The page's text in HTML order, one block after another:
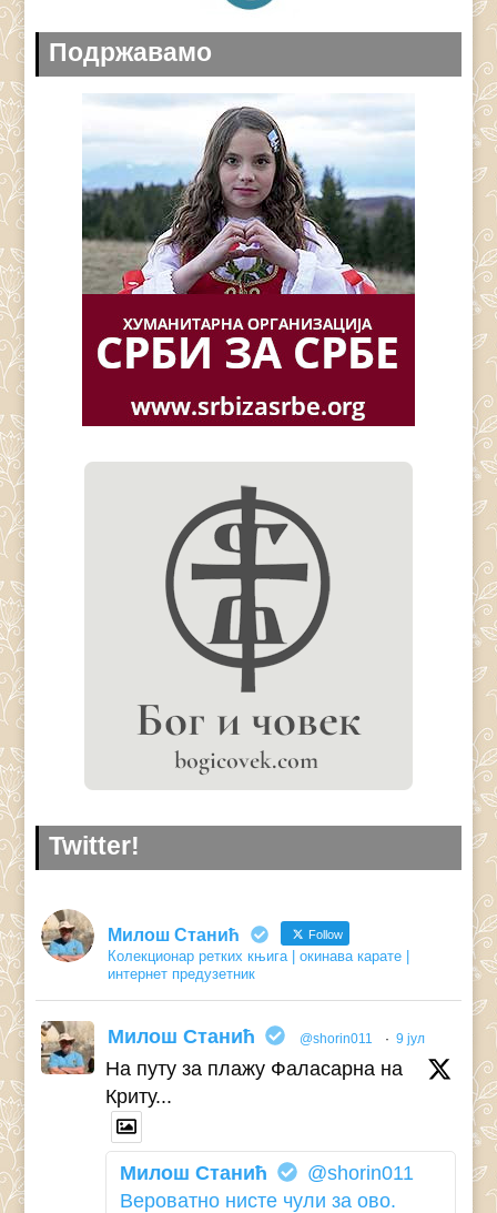
Подржавамо
Twitter!
Милош Станић Follow
Колекционар ретких књига | окинава карате |
интернет предузетник
Милош Станић @shorin011 · 9 јул
На путу за плажу Фаласарна на
Криту...
Милош Станић
@shorin011
Вероватно нисте чули за ово.